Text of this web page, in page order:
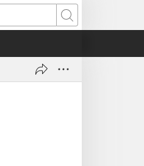
Ujarniakkat
allaguk